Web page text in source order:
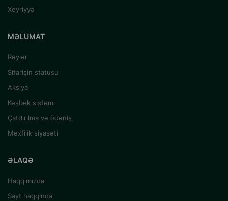
Xeyriyyə
MƏLUMAT
Rəylər
Sifarişin statusu
Aksiya
Keşbek sistemi
Çatdırılma və ödəniş
Məxfilik siyasəti
ƏLAQƏ
Haqqımızda
Sayt haqqında